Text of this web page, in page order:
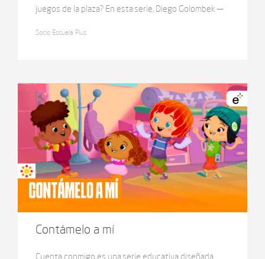
juegos de la plaza? En esta serie, Diego Golombek —
divulgador científico— acompaña a una niña y un niño
descubrir los principios científicos detrás de cada
movimiento: la gravedad, la inercia, la fuerza… y
mucho más.
Socio Escuela Plus
Contámelo a mí
Cuenta conmigo es una serie educativa diseñada